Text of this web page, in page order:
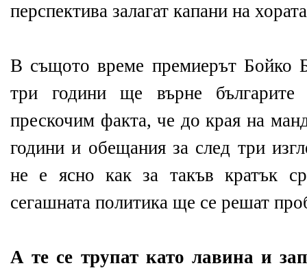
перспектива залагат капани на
В същото време премиерът Бойко
три години ще върне
прескочим факта, че до края на
години и обещания за след три
не е ясно как за такъв кратък
сегашната политика ще се решат
А те се трупат като лавина и